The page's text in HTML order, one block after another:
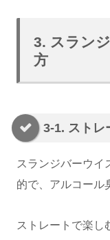
3. スラン
方
3-1. ストレ
スランジバーウイ
的で、アルコール
ストレートで楽し